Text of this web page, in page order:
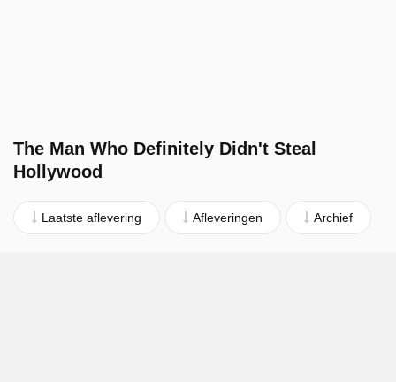
The Man Who Definitely Didn't Steal
Hollywood
Laatste aflevering Afleveringen Archief